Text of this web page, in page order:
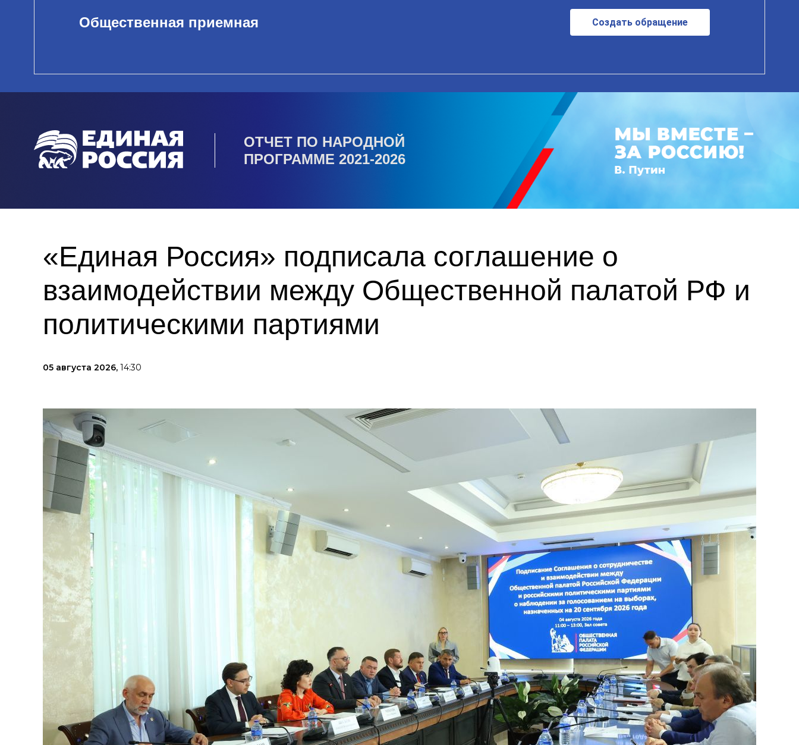
Общественная приемная Создать обращение
ОТЧЕТ ПО НАРОДНОЙ
ПРОГРАММЕ 2021-2026
«Единая Россия» подписала соглашение о
взаимодействии между Общественной палатой РФ и
политическими партиями
05 августа 2026, 14:30